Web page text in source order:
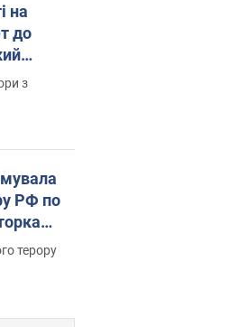
на
до
з
РФ по
та онук
терору